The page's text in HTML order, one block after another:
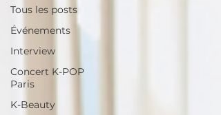
Tous les posts
Événements
Interview
Concert K-POP
Paris
K-Beauty